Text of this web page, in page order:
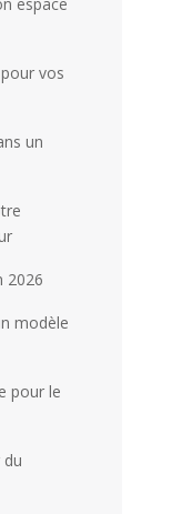
vos
un
2026
modèle
pour le